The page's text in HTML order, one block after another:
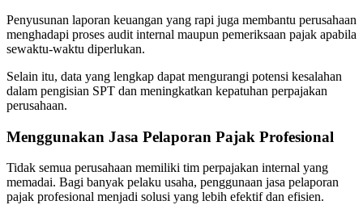
Penyusunan laporan keuangan yang rapi juga membantu perusahaan
menghadapi proses audit internal maupun pemeriksaan pajak apabila
sewaktu-waktu diperlukan.
Selain itu, data yang lengkap dapat mengurangi potensi kesalahan
dalam pengisian SPT dan meningkatkan kepatuhan perpajakan
perusahaan.
Menggunakan Jasa Pelaporan Pajak Profesional
Tidak semua perusahaan memiliki tim perpajakan internal yang
memadai. Bagi banyak pelaku usaha, penggunaan jasa pelaporan
pajak profesional menjadi solusi yang lebih efektif dan efisien.